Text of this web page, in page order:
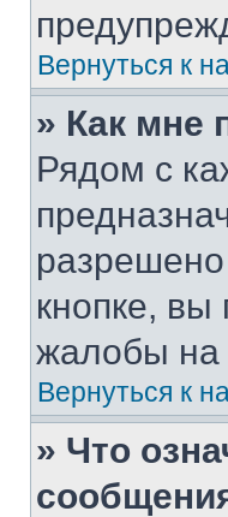
Вернуться к
» Как мне
Рядом с
кнопке,
жалобы на
Вернуться к
» Что